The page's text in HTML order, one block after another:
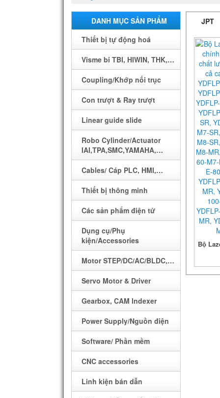
DANH MỤC SẢN PHẨM
Thiết bị tự động hoá
PLC
HMI
Biến tần
Motor
Driver/ Bộ điều khiển động
Điều khiển nhiệt độ
Sensor các loại
Dây đai răng
Buli răng
Nút bấm, đèn LED, Relay…
Đĩa encoder
Visme bi TBI, HIWIN, THK,…
Coupling/Khớp nối trục
Con trượt & Ray trượt
Linear guide slide
Robo Cylinder/Actuator
IAI,TPA,SMC,YAMAHA,…
Cables/ Cáp PLC, HMI,…
Thiết bị thông minh
Bộ chống trộm
Các sản phẩm điện tử
BỘ SẠC ACQUY
MÁY QUÉT MÃ VẠCH
HELICOPTER/ MÁY BAY
POWER SPEAKER
MÁY IN
INVERTER
MẠCH ĐIỆN TỬ
Dụng cụ/Phụ
kiện/Accessories
Motor STEP/DC/AC/BLDC,…
Servo Motor & Driver
Gearbox, CAM Indexer
Power Supply/Nguồn điện
Software/ Phần mềm
CNC accessories
BOARD MẠCH GIAO TIẾP
Linh kiện bán dẫn
JPT
Bộ